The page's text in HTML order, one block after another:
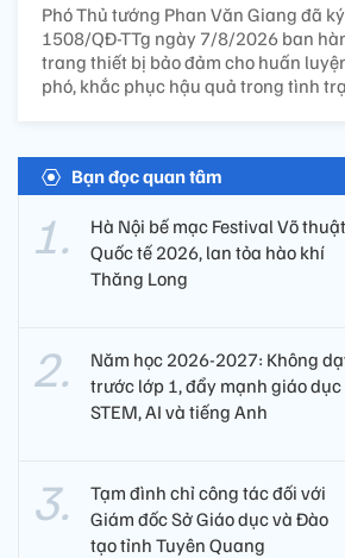
Phó Thủ tướng Phan Văn Giang đã
1508/QĐ-TTg ngày 7/8/2026 ban
trang thiết bị bảo đảm cho huấn
phó, khắc phục hậu quả trong tình
Bạn đọc quan tâm
Hà Nội bế mạc Festival Võ thuật
Quốc tế 2026, lan tỏa hào khí
Thăng Long
Năm học 2026-2027: Không
trước lớp 1, đẩy mạnh giáo dục
STEM, AI và tiếng Anh
Tạm đình chỉ công tác đối với
Giám đốc Sở Giáo dục và Đào
tạo tỉnh Tuyên Quang